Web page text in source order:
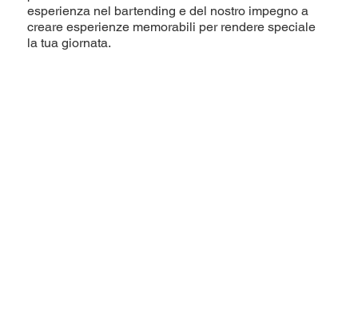
esperienza nel bartending e del nostro impegno a
creare esperienze memorabili per rendere speciale
la tua giornata.